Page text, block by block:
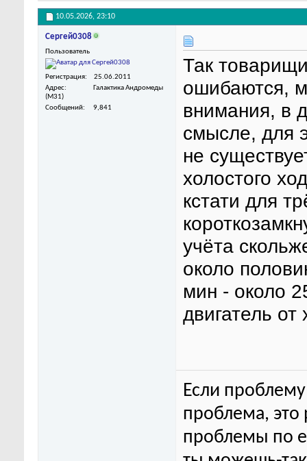
10.05.2026, 23:10
Сергей0308
Пользователь
Регистрация
25.06.2011
Адрес
Галактика Андромеды
(M31)
Сообщений
9,841
Так
ошибаются,
внимания, в
смысле, для
не
холостого
кстати для
учёта
около
мин - около
двигатель от
Если
проблема, это
проблемы по